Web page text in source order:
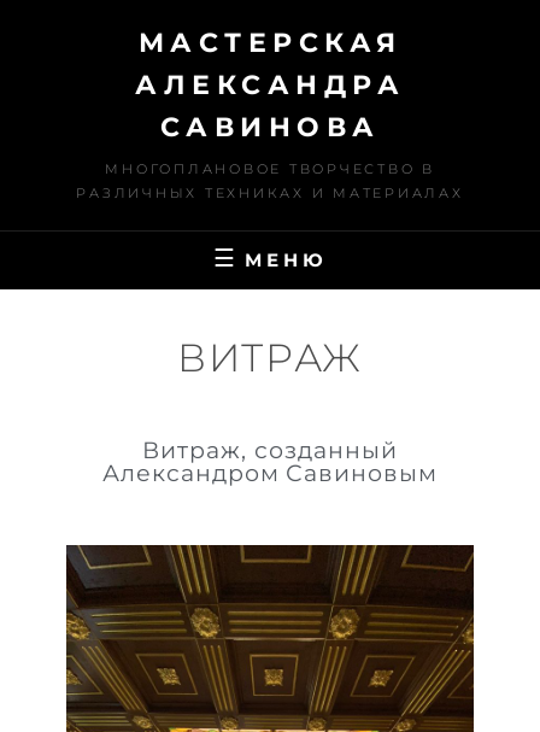
МАСТЕРСКАЯ
АЛЕКСАНДРА
САВИНОВА
МНОГОПЛАНОВОЕ ТВОРЧЕСТВО В
РАЗЛИЧНЫХ ТЕХНИКАХ И МАТЕРИАЛАХ
МЕНЮ
ВИТРАЖ
Витраж, созданный
Александром Савиновым